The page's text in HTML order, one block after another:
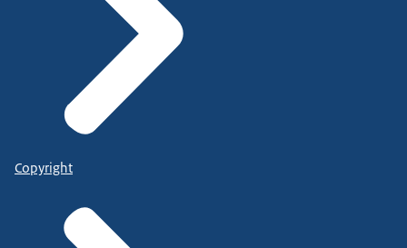
Copyright